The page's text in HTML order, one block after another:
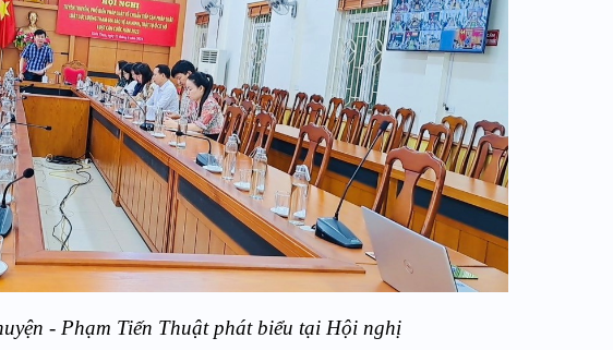
- Phạm Tiến Thuật phát biểu tại Hội nghị